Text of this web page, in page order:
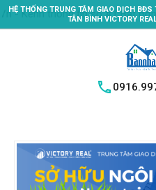
Bất động sản quận Tân Bình
HỆ THỐNG TRUNG TÂM GIAO DỊCH BĐS
TÂN BÌNHVICTORY